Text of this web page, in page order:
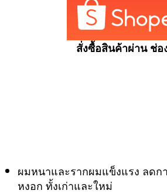
สั่งซื้อสินค้าผ่าน ช่อ
ผมหนาและรากผมแข็งแรง ลดก
หงอก ทั้งเก่าและใหม่